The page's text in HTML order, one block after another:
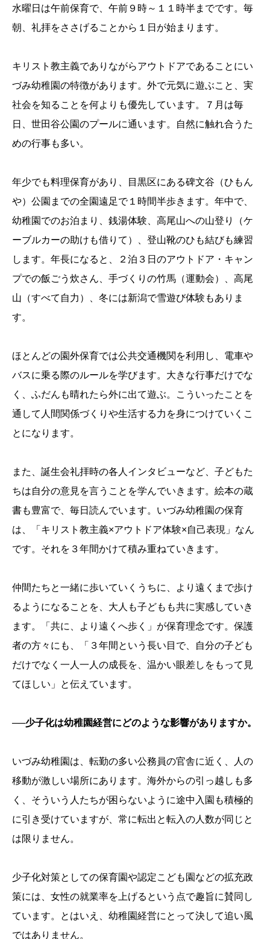
水曜日は午前保育で、午前９時～１１時半までです。毎
朝、礼拝をささげることから１日が始まります。
キリスト教主義でありながらアウトドアであることにい
づみ幼稚園の特徴があります。外で元気に遊ぶこと、実
社会を知ることを何よりも優先しています。７月は毎
日、世田谷公園のプールに通います。自然に触れ合うた
めの行事も多い。
年少でも料理保育があり、目黒区にある碑文谷（ひもん
や）公園までの全園遠足で１時間半歩きます。年中で、
幼稚園でのお泊まり、銭湯体験、高尾山への山登り（ケ
ーブルカーの助けも借りて）、登山靴のひも結びも練習
します。年長になると、２泊３日のアウトドア・キャン
プでの飯ごう炊さん、手づくりの竹馬（運動会）、高尾
山（すべて自力）、冬には新潟で雪遊び体験もありま
す。
ほとんどの園外保育では公共交通機関を利用し、電車や
バスに乗る際のルールを学びます。大きな行事だけでな
く、ふだんも晴れたら外に出て遊ぶ。こういったことを
通して人間関係づくりや生活する力を身につけていくこ
とになります。
また、誕生会礼拝時の各人インタビューなど、子どもた
ちは自分の意見を言うことを学んでいきます。絵本の蔵
書も豊富で、毎日読んでいます。いづみ幼稚園の保育
は、「キリスト教主義×アウトドア体験×自己表現」なん
です。それを３年間かけて積み重ねていきます。
仲間たちと一緒に歩いていくうちに、より遠くまで歩け
るようになることを、大人も子どもも共に実感していき
ます。「共に、より遠くへ歩く」が保育理念です。保護
者の方々にも、「３年間という長い目で、自分の子ども
だけでなく一人一人の成長を、温かい眼差しをもって見
てほしい」と伝えています。
──少子化は幼稚園経営にどのような影響がありますか。
いづみ幼稚園は、転勤の多い公務員の官舎に近く、人の
移動が激しい場所にあります。海外からの引っ越しも多
く、そういう人たちが困らないように途中入園も積極的
に引き受けていますが、常に転出と転入の人数が同じと
は限りません。
少子化対策としての保育園や認定こども園などの拡充政
策には、女性の就業率を上げるという点で趣旨に賛同し
ています。とはいえ、幼稚園経営にとって決して追い風
ではありません。